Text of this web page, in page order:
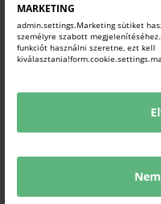
MARKETING
admin.settings.Marketing sütiket
személyre szabott
funkciót használni szeretne, ezt kell
Életműdíj átvétele 2023-ban)
KAPCSOLÓDÓ TARTALMAK